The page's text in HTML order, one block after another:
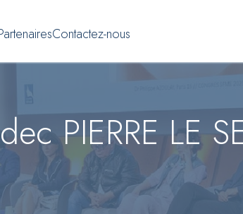
Contactez-nous
PIERRE LE